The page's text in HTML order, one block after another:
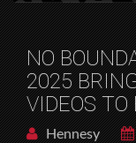
NO
2025
VIDEOS TO
Hennesy